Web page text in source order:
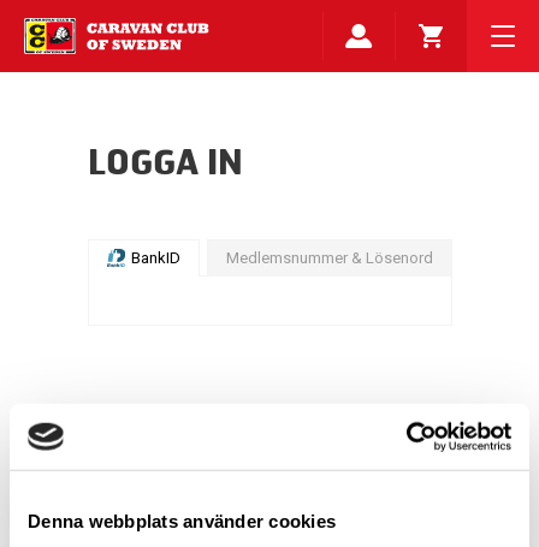
Denna webbplats använder cookies
LOGGA IN
BankID Medlemsnummer & Lösenord